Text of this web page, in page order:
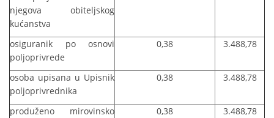
njegova obiteljskog
kućanstva
osiguranik po osnovi
poljoprivrede
0,38 3.488,78
osoba upisana u Upisnik
poljoprivrednika
0,38 3.488,78
produženo mirovinsko
0,38 3.488,78